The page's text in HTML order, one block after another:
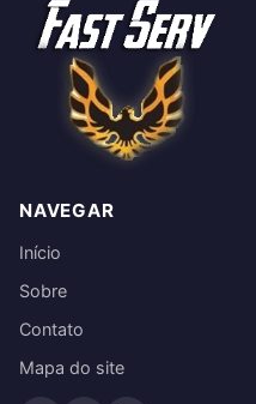
NAVEGAR
Início
Sobre
Contato
Mapa do site